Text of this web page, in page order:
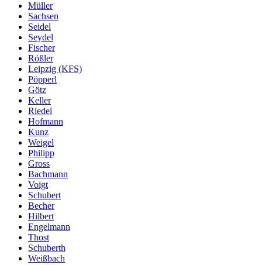
Müller
Sachsen
Seidel
Seydel
Fischer
Rößler
Leipzig (KFS)
Pöpperl
Götz
Keller
Riedel
Hofmann
Kunz
Weigel
Philipp
Gross
Bachmann
Voigt
Schubert
Becher
Hilbert
Engelmann
Thost
Schuberth
Weißbach